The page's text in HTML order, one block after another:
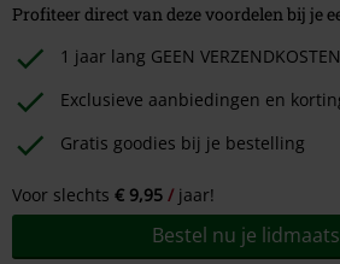
Profiteer direct van deze voordelen bij je
1 jaar lang GEEN VERZENDKOSTEN
Exclusieve aanbiedingen en
Gratis goodies bij je bestelling
Voor slechts € 9,95 jaar!
Bestel nu je